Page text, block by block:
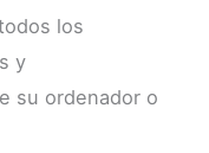
los
y
su ordenador o